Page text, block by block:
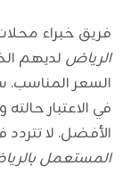
فريق خبراء
الرياض لديهم
السعر المناسب.
في الاعتبار
الأفضل. لا
المستعمل